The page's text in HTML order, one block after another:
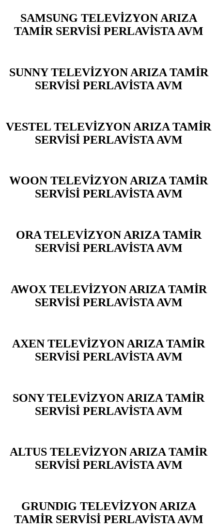
SAMSUNG TELEVİZYON ARIZA
TAMİR SERVİSİ PERLAVİSTA AVM
SUNNY TELEVİZYON ARIZA TAMİR
SERVİSİ PERLAVİSTA AVM
VESTEL TELEVİZYON ARIZA TAMİR
SERVİSİ PERLAVİSTA AVM
WOON TELEVİZYON ARIZA TAMİR
SERVİSİ PERLAVİSTA AVM
ORA TELEVİZYON ARIZA TAMİR
SERVİSİ PERLAVİSTA AVM
AWOX TELEVİZYON ARIZA TAMİR
SERVİSİ PERLAVİSTA AVM
AXEN TELEVİZYON ARIZA TAMİR
SERVİSİ PERLAVİSTA AVM
SONY TELEVİZYON ARIZA TAMİR
SERVİSİ PERLAVİSTA AVM
ALTUS TELEVİZYON ARIZA TAMİR
SERVİSİ PERLAVİSTA AVM
GRUNDIG TELEVİZYON ARIZA
TAMİR SERVİSİ PERLAVİSTA AVM